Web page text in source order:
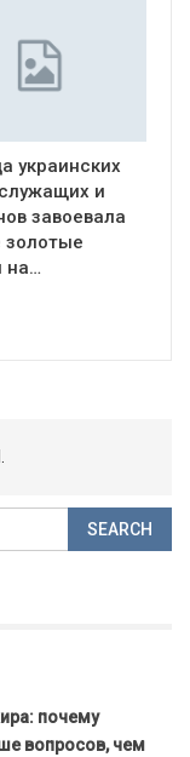
украинских
и
завоевала
золотые
на…
почему
вопросов, чем